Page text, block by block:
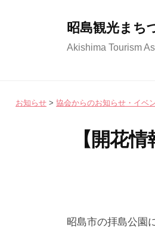
昭島観光まち
Akishima Tourism
お知らせ > 協会からのお知らせ・イベ
【開花
昭島市の拝島公園